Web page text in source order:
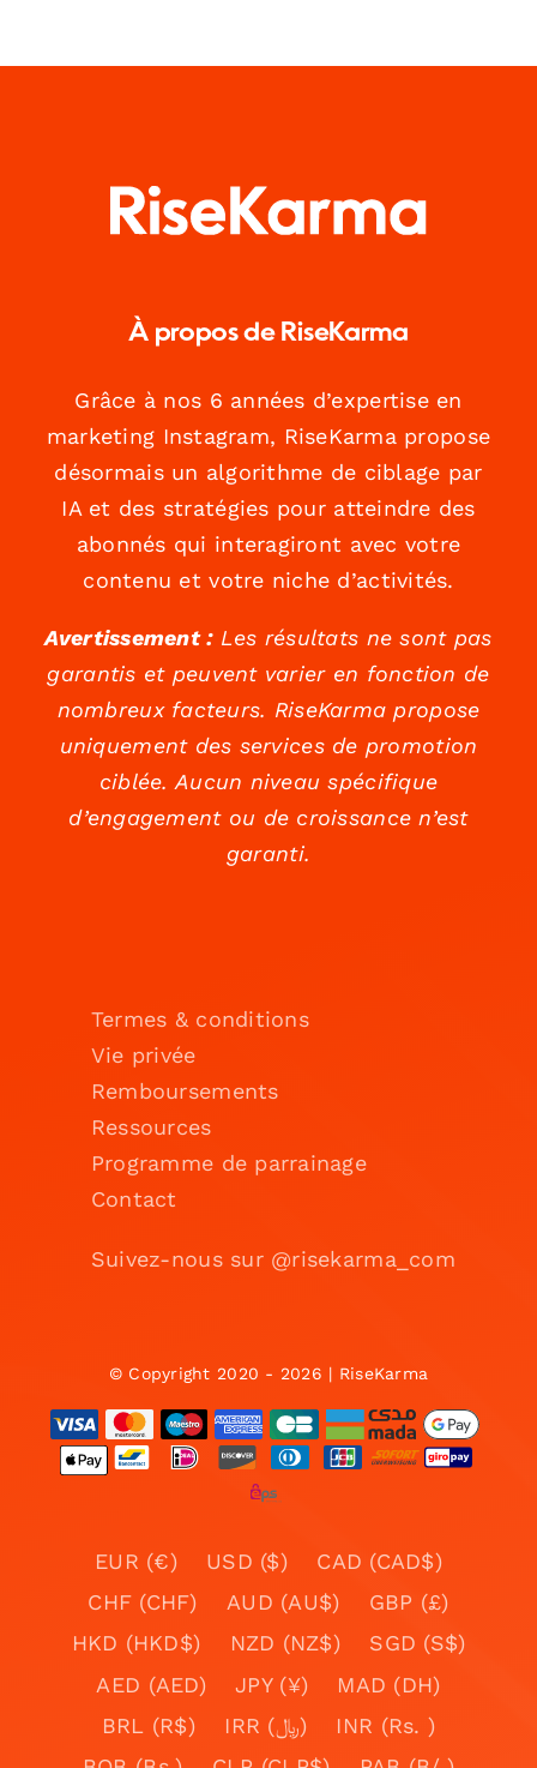
À propos de RiseKarma
Grâce à nos 6 années d’expertise en
marketing Instagram, RiseKarma propose
désormais un algorithme de ciblage par
IA et des stratégies pour atteindre des
abonnés qui interagiront avec votre
contenu et votre niche d’activités.
Avertissement :Les résultats ne sont pas
garantis et peuvent varier en fonction de
nombreux facteurs. RiseKarma propose
uniquement des services de promotion
ciblée. Aucun niveau spécifique
d’engagement ou de croissance n’est
garanti.
Termes & conditions
Vie privée
Remboursements
Ressources
Programme de parrainage
Contact
Suivez-nous sur @risekarma_com
© Copyright 2020 - 2026 | RiseKarma
EUR (€) USD ($)
CAD (CAD$)
CHF (CHF)
AUD (AU$)
GBP (£)
HKD (HKD$)
NZD (NZ$)
SGD (S$)
AED (AED)
JPY (¥)
MAD (DH)
BRL (R$)
IRR (﷼)
INR (Rs. )